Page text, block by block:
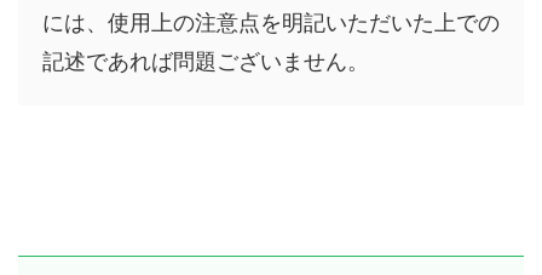
には、使用上の注意点を明記いただいた上での
記述であれば問題ございません。